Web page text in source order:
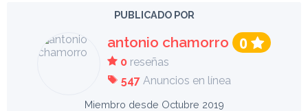
PUBLICADO POR
antonio chamorro 0
0 reseñas
547 Anuncios en línea
Miembro desde Octubre 2019